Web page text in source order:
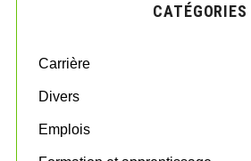
o
:
CATÉGORIES
Carrière
Divers
Emplois